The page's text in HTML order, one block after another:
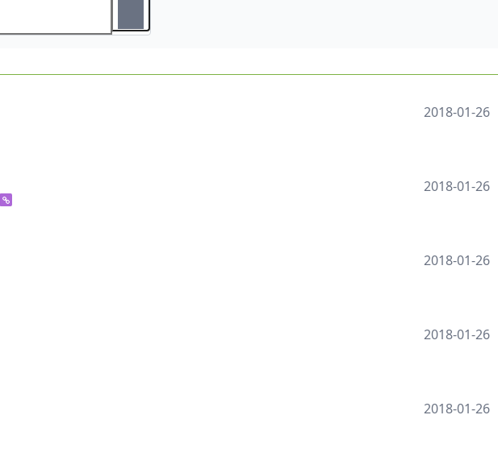
2018-01-26
2018-01-26
2018-01-26
2018-01-26
2018-01-26